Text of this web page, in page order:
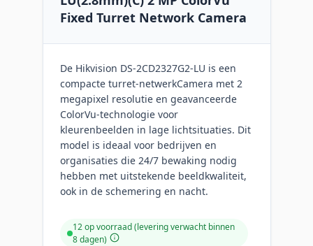
Fixed Turret Network Camera
De Hikvision DS-2CD2327G2-LU is een
compacte turret-netwerkCamera met 2
megapixel resolutie en geavanceerde
ColorVu-technologie voor
kleurenbeelden in lage lichtsituaties. Dit
model is ideaal voor bedrijven en
organisaties die 24/7 bewaking nodig
hebben met uitstekende beeldkwaliteit,
ook in de schemering en nacht.
12 op voorraad (levering verwacht binnen
8 dagen)